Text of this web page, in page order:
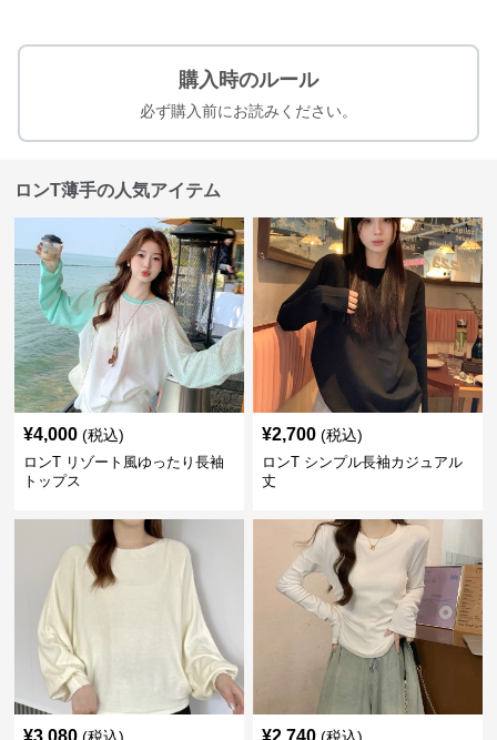
購入時のルール
必ず購入前にお読みください。
ロンT薄手の人気アイテム
¥4,000 (税込)
ロンT リゾート風ゆったり長袖
トップス
¥2,700 (税込)
ロンT シンプル長袖カジュアル
丈
¥3,080 ¥2,740